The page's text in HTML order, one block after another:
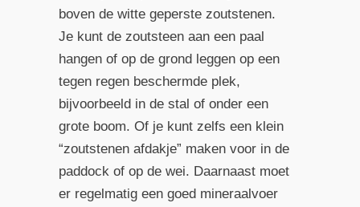
boven de witte geperste zoutstenen.
Je kunt de zoutsteen aan een paal
hangen of op de grond leggen op een
tegen regen beschermde plek,
bijvoorbeeld in de stal of onder een
grote boom. Of je kunt zelfs een klein
“zoutstenen afdakje” maken voor in de
paddock of op de wei. Daarnaast moet
er regelmatig een goed mineraalvoer